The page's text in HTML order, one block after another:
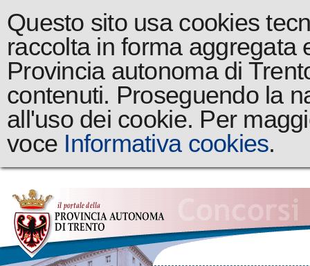
Questo sito usa cookies
raccolta in forma aggregata
Provincia autonoma di
contenuti. Proseguendo la
all'uso dei cookie. Per
voce Informativa cookies.